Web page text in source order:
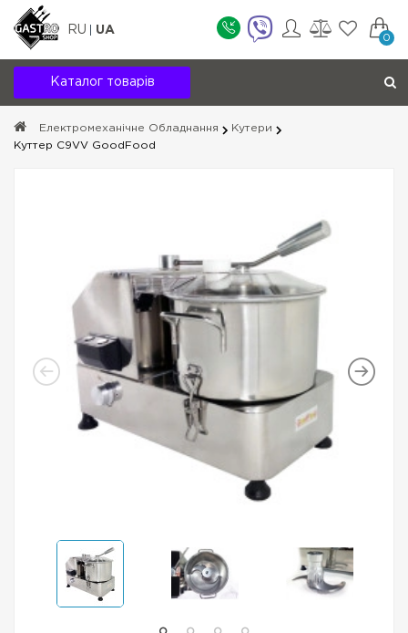
RU UA
0
Каталог товарів
Електромеханічне Обладнання
Кутери
Куттер C9VV GoodFood